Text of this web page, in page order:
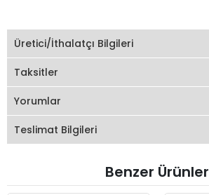
Üretici/İthalatçı Bilgileri
Taksitler
Yorumlar
Teslimat Bilgileri
Benzer Ürünler